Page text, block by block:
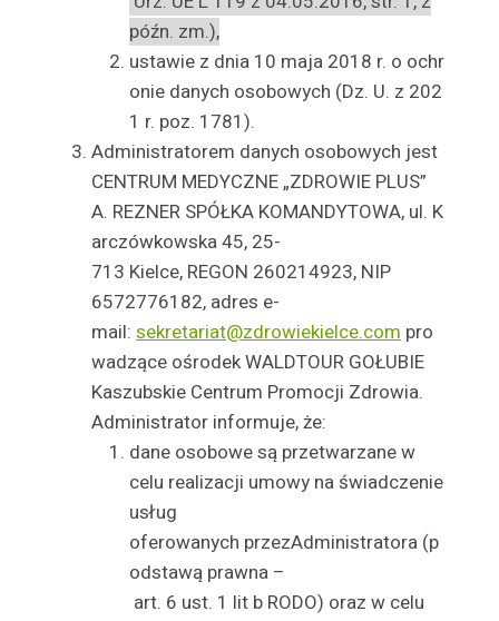
późn. zm.),
ustawie z dnia 10 maja 2018 r. o ochr
onie danych osobowych (Dz. U. z 202
1 r. poz. 1781).
Administratorem danych osobowych jest
CENTRUM MEDYCZNE „ZDROWIE PLUS”
A. REZNER SPÓŁKA KOMANDYTOWA, ul. K
arczówkowska 45, 25-
713 Kielce, REGON 260214923, NIP
6572776182, adres e-
mail: sekretariat@zdrowiekielce.com pro
wadzące ośrodek WALDTOUR GOŁUBIE
Kaszubskie Centrum Promocji Zdrowia.
Administrator informuje, że:
dane osobowe są przetwarzane w
celu realizacji umowy na świadczenie
usług
oferowanych przezAdministratora (p
odstawą prawna –
art. 6 ust. 1 lit b RODO) oraz w celu